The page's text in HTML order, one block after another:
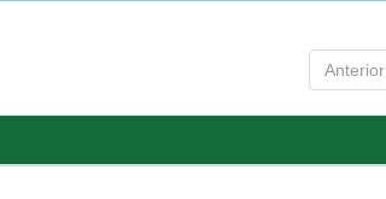
Anterior